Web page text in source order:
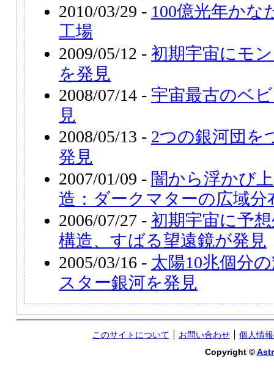
2010/03/29 - 100億光年かな
工場
2009/05/12 - 初期宇宙にモ
を発見
2008/07/14 - 宇宙最古のベ
見
2008/05/13 - 2つの銀河団を
発見
2007/01/09 - 闇から浮かび
造：ダークマターの広域分
2006/07/27 - 初期宇宙に予
構造、すばる望遠鏡が発見
2005/03/16 - 太陽10兆個分
スター銀河を発見
このサイトについて お問い合わせ
個人情
Copyright ©